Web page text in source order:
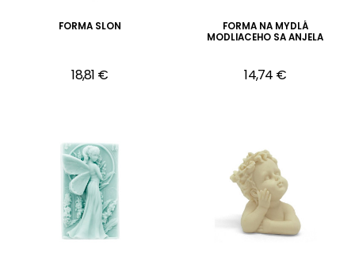
FORMA SLON
18,81 €
FORMA NA MYDLÁ
MODLIACEHO SA ANJELA
14,74 €